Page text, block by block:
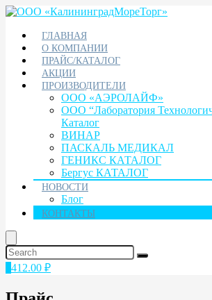
ГЛАВНАЯ
О КОМПАНИИ
ПРАЙС/КАТАЛОГ
АКЦИИ
ПРОИЗВОДИТЕЛИ
ООО «АЭРОЛАЙФ»
ООО “Лаборатория
Каталог
ВИНАР
ПАСКАЛЬ МЕДИКАЛ
ГЕНИКС КАТАЛОГ
Бергус КАТАЛОГ
НОВОСТИ
Блог
КОНТАКТЫ
412.00 ₽